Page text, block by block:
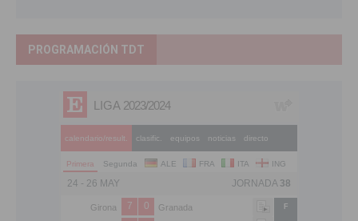
PROGRAMACIÓN TDT